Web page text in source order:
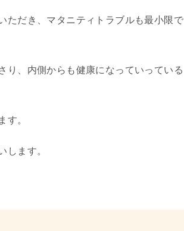
ただき、マタニティトラブルも最小限で
り、内側からも健康になっていっている
す。
します。